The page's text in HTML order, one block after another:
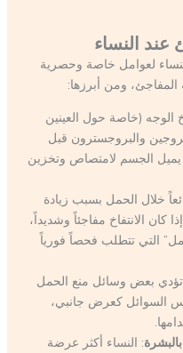
عند النساء
لعوامل خاصة وحصرية
ومن أبرزها:
الوجه (خاصة حول العينين
والبروجسترون قبل
يميل الجسم لامتصاص وتخزين
خلال الحمل بسبب زيادة
الانتفاخ مفاجئاً وشديداً،
التي تتطلب فحصاً فورياً
بعض وسائل منع الحمل
السوائل كعرض جانبي،
: النساء أكثر عرضة